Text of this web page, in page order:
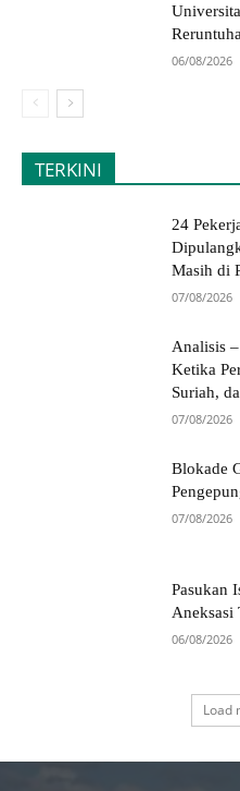
06/08/2026
TERKINI
24
Masih di
07/08/2026
Analisis
Ketika
Suriah,
07/08/2026
Blokade
07/08/2026
Pasukan
Aneksasi
06/08/2026
Load